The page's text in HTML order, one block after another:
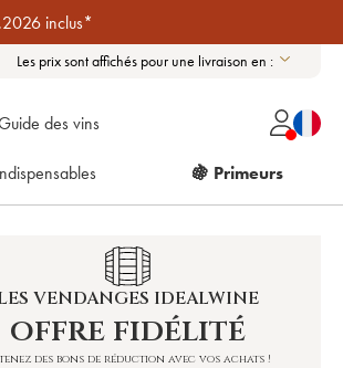
inclus*
Les prix sont affichés pour une livraison en :
des vins
🍇 Primeurs
VENDANGES IDEALWINE
offre fidélité
des bons de réduction avec vos achats !